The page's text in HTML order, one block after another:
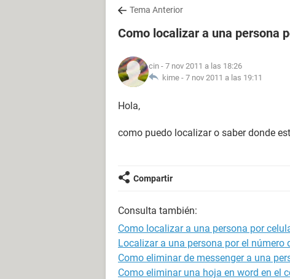
Tema Anterior
Como localizar a una persona
cin - 7 nov 2011 a las 18:26
kime - 7 nov 2011 a las 19:11
Hola,
como puedo localizar o saber donde
Compartir
Consulta también:
Como localizar a una persona por
Localizar a una persona por el número
Como eliminar de messenger a una
Como eliminar una hoja en word en el